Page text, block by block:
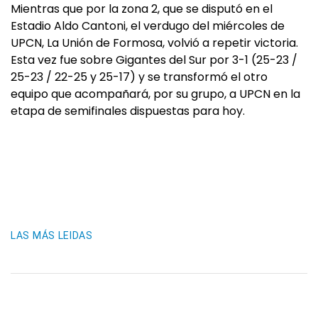
Mientras que por la zona 2, que se disputó en el
Estadio Aldo Cantoni, el verdugo del miércoles de
UPCN, La Unión de Formosa, volvió a repetir victoria.
Esta vez fue sobre Gigantes del Sur por 3-1 (25-23 /
25-23 / 22-25 y 25-17) y se transformó el otro
equipo que acompañará, por su grupo, a UPCN en la
etapa de semifinales dispuestas para hoy.
LAS MÁS LEIDAS